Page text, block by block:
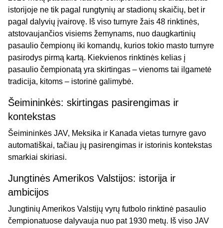
istorijoje ne tik pagal rungtynių ar stadionų skaičių, bet ir
pagal dalyvių įvairovę. Iš viso turnyre žais 48 rinktinės,
atstovaujančios visiems žemynams, nuo daugkartinių
pasaulio čempionų iki komandų, kurios tokio masto turnyre
pasirodys pirmą kartą. Kiekvienos rinktinės kelias į
pasaulio čempionatą yra skirtingas – vienoms tai ilgametė
tradicija, kitoms – istorinė galimybė.
Šeimininkės: skirtingas pasirengimas ir
kontekstas
Šeimininkės JAV, Meksika ir Kanada vietas turnyre gavo
automatiškai, tačiau jų pasirengimas ir istorinis kontekstas
smarkiai skiriasi.
Jungtinės Amerikos Valstijos: istorija ir
ambicijos
Jungtinių Amerikos Valstijų vyrų futbolo rinktinė pasaulio
čempionatuose dalyvauja nuo pat 1930 metų. Iš viso JAV